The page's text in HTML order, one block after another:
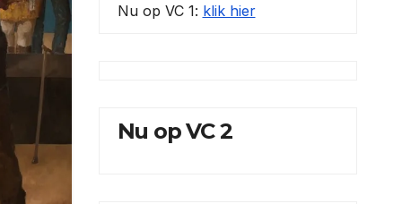
Nu op VC 1: klik hier
Nu op VC 2